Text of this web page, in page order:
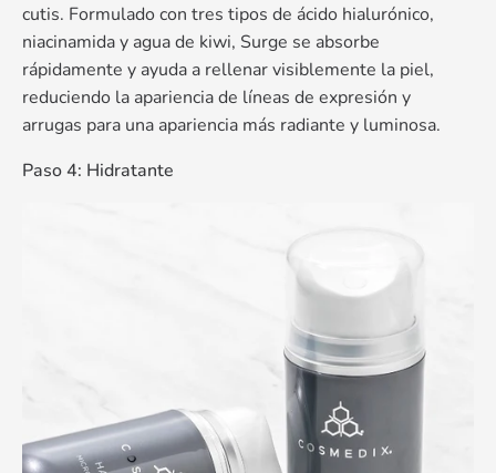
cutis. Formulado con tres tipos de ácido hialurónico,
niacinamida y agua de kiwi, Surge se absorbe
rápidamente y ayuda a rellenar visiblemente la piel,
reduciendo la apariencia de líneas de expresión y
arrugas para una apariencia más radiante y luminosa.
Paso 4: Hidratante